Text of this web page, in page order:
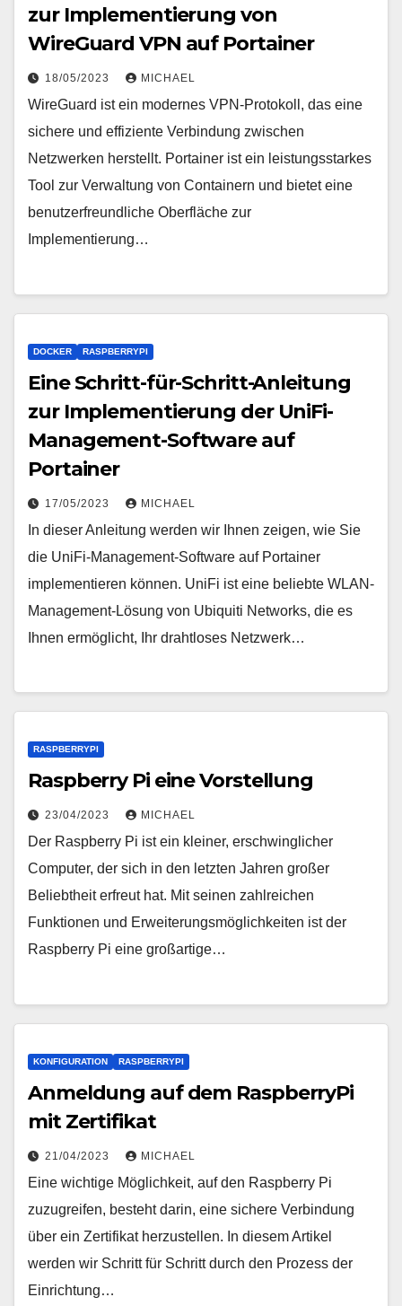
zur Implementierung von
WireGuard VPN auf Portainer
18/05/2023 MICHAEL
WireGuard ist ein modernes VPN-Protokoll, das eine
sichere und effiziente Verbindung zwischen
Netzwerken herstellt. Portainer ist ein leistungsstarkes
Tool zur Verwaltung von Containern und bietet eine
benutzerfreundliche Oberfläche zur
Implementierung…
DOCKER RASPBERRYPI
Eine Schritt-für-Schritt-Anleitung
zur Implementierung der UniFi-
Management-Software auf
Portainer
17/05/2023 MICHAEL
In dieser Anleitung werden wir Ihnen zeigen, wie Sie
die UniFi-Management-Software auf Portainer
implementieren können. UniFi ist eine beliebte WLAN-
Management-Lösung von Ubiquiti Networks, die es
Ihnen ermöglicht, Ihr drahtloses Netzwerk…
RASPBERRYPI
Raspberry Pi eine Vorstellung
23/04/2023 MICHAEL
Der Raspberry Pi ist ein kleiner, erschwinglicher
Computer, der sich in den letzten Jahren großer
Beliebtheit erfreut hat. Mit seinen zahlreichen
Funktionen und Erweiterungsmöglichkeiten ist der
Raspberry Pi eine großartige…
KONFIGURATION RASPBERRYPI
Anmeldung auf dem RaspberryPi
mit Zertifikat
21/04/2023 MICHAEL
Eine wichtige Möglichkeit, auf den Raspberry Pi
zuzugreifen, besteht darin, eine sichere Verbindung
über ein Zertifikat herzustellen. In diesem Artikel
werden wir Schritt für Schritt durch den Prozess der
Einrichtung…